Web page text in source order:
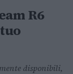
R6
disponibili,